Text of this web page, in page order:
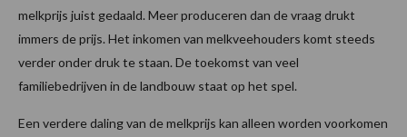
melkprijs juist gedaald. Meer produceren dan de vraag drukt
immers de prijs. Het inkomen van melkveehouders komt steeds
verder onder druk te staan. De toekomst van veel
familiebedrijven in de landbouw staat op het spel.
Een verdere daling van de melkprijs kan alleen worden voorkomen